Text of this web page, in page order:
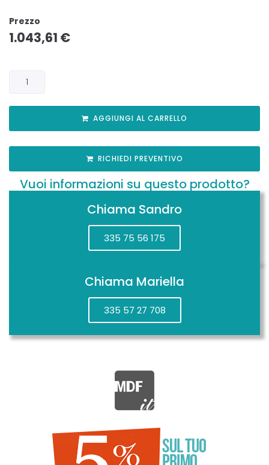
Prezzo
1.043,61 €
AGGIUNGI AL CARRELLO
RICHIEDI PREVENTIVO
Vuoi informazioni su questo prodotto?
Chiama Sandro
335 75 56 175
Chiama Mariella
335 57 27 708